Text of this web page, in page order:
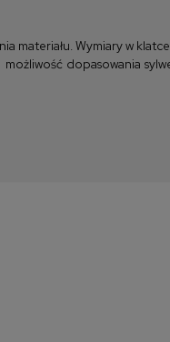
materiału. Wymiary w
dopasowania